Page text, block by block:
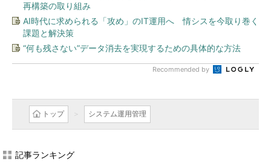
再構築の取り組み
AI時代に求められる「攻め」のIT運用へ 情シスを今取り巻く
課題と解決策
“何も残さない”データ消去を実現するための具体的な方法
Recommended by
トップ システム運用管理
記事ランキング